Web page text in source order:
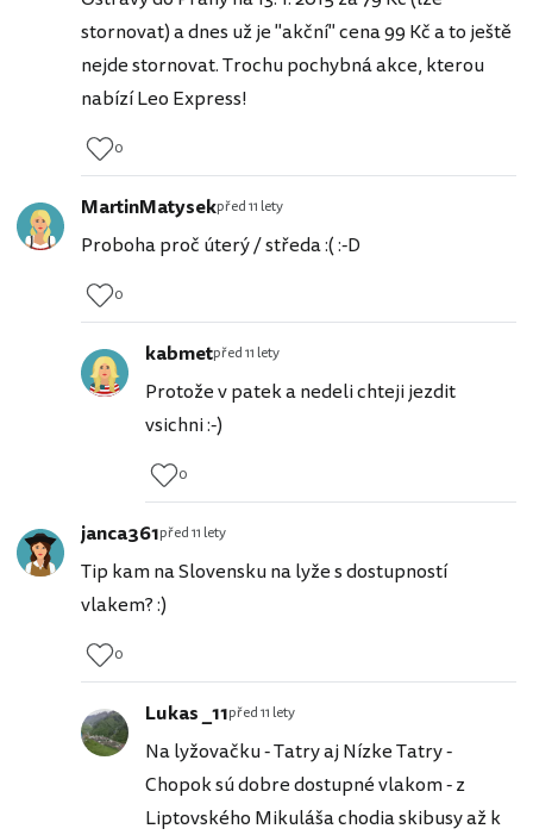
stornovat) a dnes už je "akční" cena 99 Kč a to ještě
nejde stornovat. Trochu pochybná akce, kterou
nabízí Leo Express!
0
MartinMatysekpřed 11 lety
Proboha proč úterý / středa :( :-D
0
kabmetpřed 11 lety
Protože v patek a nedeli chteji jezdit
vsichni :-)
0
janca361před 11 lety
Tip kam na Slovensku na lyže s dostupností
vlakem? :)
0
Lukas _11před 11 lety
Na lyžovačku - Tatry aj Nízke Tatry -
Chopok sú dobre dostupné vlakom - z
Liptovského Mikuláša chodia skibusy až k